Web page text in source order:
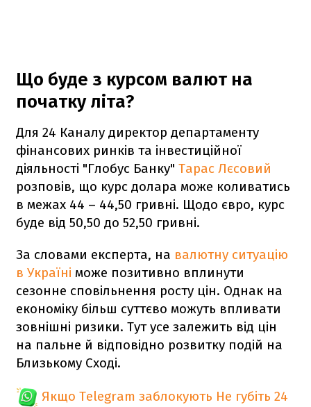
Що буде з курсом валют на
початку літа?
Для 24 Каналу директор департаменту
фінансових ринків та інвестиційної
діяльності "Глобус Банку" Тарас Лєсовий
розповів, що курс долара може коливатись
в межах 44 – 44,50 гривні. Щодо євро, курс
буде від 50,50 до 52,50 гривні.
За словами експерта, на валютну ситуацію
в Україні може позитивно вплинути
сезонне сповільнення росту цін. Однак на
економіку більш суттєво можуть впливати
зовнішні ризики. Тут усе залежить від цін
на пальне й відповідно розвитку подій на
Близькому Сході.
Якщо Telegram заблокують Не губіть 24